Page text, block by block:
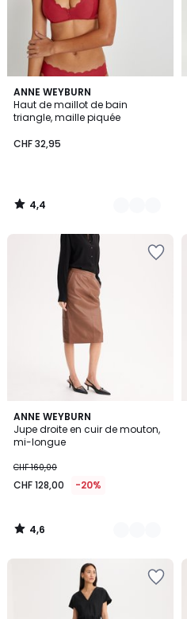
ANNE WEYBURN
Haut de maillot de bain
triangle, maille piquée
CHF 32,95
4,4
/ 5
2
Couleurs
4,4
/
ANNE WEYBURN
Jupe droite en cuir de mouton,
mi-longue
CHF 160,00
CHF 128,00 -20%
4,6
/ 5
3
Couleurs
4,6
/